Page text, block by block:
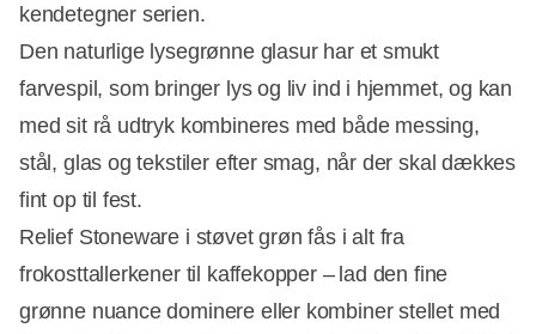
kendetegner serien.
Annonce
Den naturlige lysegrønne glasur har et smukt
farvespil, som bringer lys og liv ind i hjemmet, og kan
med sit rå udtryk kombineres med både messing,
stål, glas og tekstiler efter smag, når der skal dækkes
fint op til fest.
Relief Stoneware i støvet grøn fås i alt fra
frokosttallerkener til kaffekopper – lad den fine
grønne nuance dominere eller kombiner stellet med